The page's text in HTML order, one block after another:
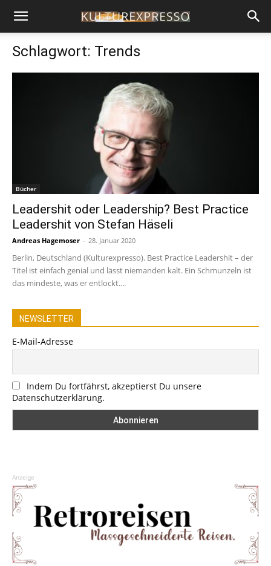
Schlagwort: Trends
Bücher
Leadershit oder Leadership? Best Practice
Leadershit von Stefan Häseli
Andreas Hagemoser - 28. Januar 2020
Berlin, Deutschland (Kulturexpresso). Best Practice Leadershit – der
Titel ist einfach genial und lässt niemanden kalt. Ein Schmunzeln ist
das mindeste, was er entlockt....
NEWSLETTER
E-Mail-Adresse
Indem Du fortfährst, akzeptierst Du unsere
Datenschutzerklärung.
Anzeige